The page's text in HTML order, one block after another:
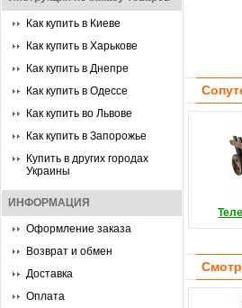
Как купить в Киеве
Как купить в Харькове
Как купить в Днепре
Как купить в Одессе
Как купить во Львове
Как купить в Запорожье
Купить в других городах
Украины
ИНФОРМАЦИЯ
Оформление заказа
Возврат и обмен
Доставка
Оплата